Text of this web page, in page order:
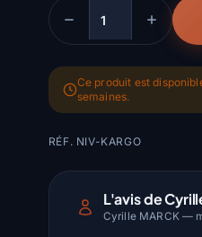
Quantité
Ce produit est
semaines.
RÉF. NIV-KARGO
L'avis de
Cyrille MARCK —